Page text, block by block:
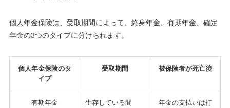
個人年金保険は、受取期間によって、終身年金、有期年金、確定
年金の3つのタイプに分けられます。
個人年金保険のタ
イプ
受取期間 被保険者が死亡後
有期年金
生存している間
年金の支払いは打